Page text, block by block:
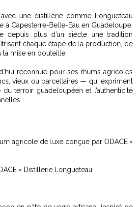
une distillerie comme Longueteau
à Capesterre-Belle-Eau en Guadeloupe,
depuis plus d’un siècle une tradition
chaque étape de la production, de
la mise en bouteille.
reconnue pour ses rhums agricoles
vieux ou parcellaires — qui expriment
du terroir guadeloupéen et l’authenticité
agricole de luxe conçue par ODACE ×
× Distillerie Longueteau